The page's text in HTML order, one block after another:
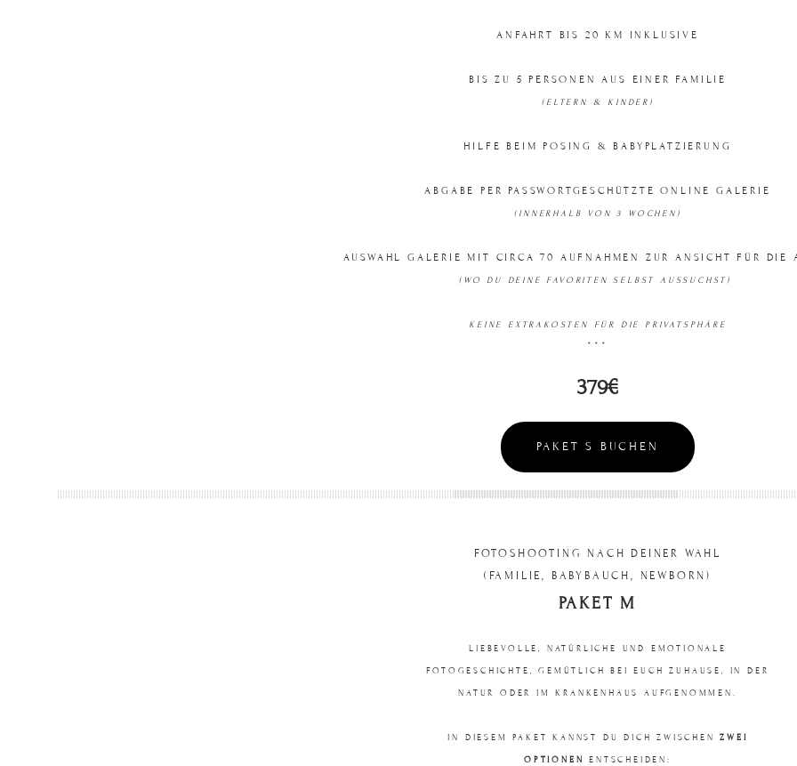
ANFAHRT BIS 20 KM INKLUSIVE
BIS ZU 5 PERSONEN AUS EINER FAMILIE
(ELTERN & KINDER)
HILFE BEIM POSING & BABYPLATZIERUNG
ABGABE PER PASSWORTGESCHÜTZTE ONLINE GALERIE
(INNERHALB VON 3 WOCHEN)
AUSWAHL GALERIE MIT CIRCA 70 AUFNAHMEN ZUR ANSICHT FÜR DIE
(WO DU DEINE FAVORITEN SELBST AUSSUCHST)
KEINE EXTRAKOSTEN FÜR DIE PRIVATSPHÄRE
***
379€
PAKET S BUCHEN
FOTOSHOOTING NACH DEINER WAHL
(FAMILIE, BABYBAUCH, NEWBORN)
PAKET M
LIEBEVOLLE, NATÜRLICHE UND EMOTIONALE
FOTOGESCHICHTE, GEMÜTLICH BEI EUCH ZUHAUSE, IN DER
NATUR ODER IM KRANKENHAUS AUFGENOMMEN.
IN DIESEM PAKET KANNST DU DICH ZWISCHEN ZWEI
OPTIONEN ENTSCHEIDEN: